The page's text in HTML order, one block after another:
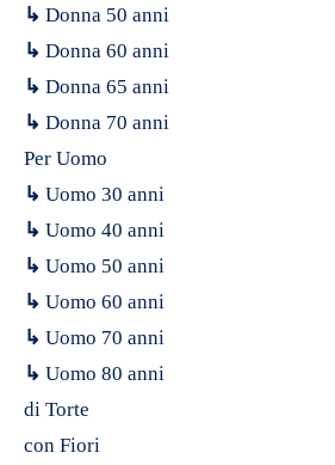
↳ Donna 50 anni
↳ Donna 60 anni
↳ Donna 65 anni
↳ Donna 70 anni
Per Uomo
↳ Uomo 30 anni
↳ Uomo 40 anni
↳ Uomo 50 anni
↳ Uomo 60 anni
↳ Uomo 70 anni
↳ Uomo 80 anni
di Torte
con Fiori